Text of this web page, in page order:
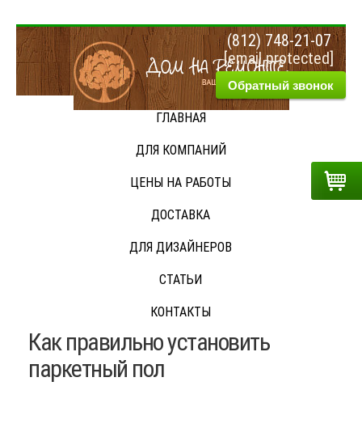
(812) 748-21-07
[email protected]
Обратный звонок
ГЛАВНАЯ
ДЛЯ КОМПАНИЙ
ЦЕНЫ НА РАБОТЫ
ДОСТАВКА
ДЛЯ ДИЗАЙНЕРОВ
СТАТЬИ
КОНТАКТЫ
блог
Как правильно установить
паркетный пол